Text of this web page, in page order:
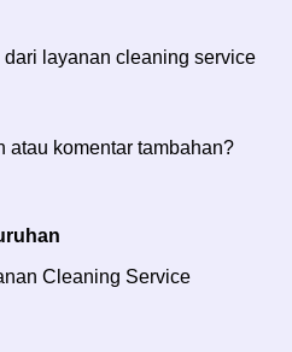
layanan cleaning service
atau komentar tambahan?
Cleaning Service